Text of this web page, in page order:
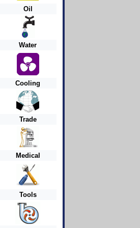
Oil
Water
Cooling
Trade
Medical
Tools